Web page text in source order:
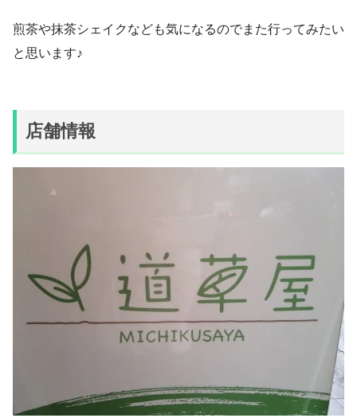
煎茶や抹茶シェイクなども気になるのでまた行ってみたい
と思います♪
店舗情報